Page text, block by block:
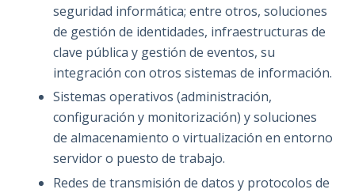
seguridad informática; entre otros, soluciones
de gestión de identidades, infraestructuras de
clave pública y gestión de eventos, su
integración con otros sistemas de información.
Sistemas operativos (administración,
configuración y monitorización) y soluciones
de almacenamiento o virtualización en entorno
servidor o puesto de trabajo.
Redes de transmisión de datos y protocolos de